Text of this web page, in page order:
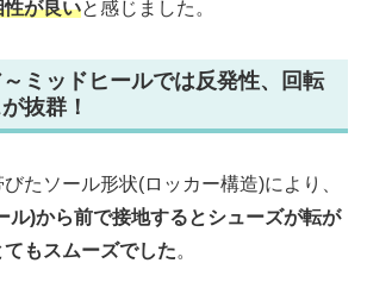
性が良いと感じました。
ミッドヒールでは反発性、回転
抜群！
たソール形状(ロッカー構造)により、
ル)から前で接地するとシューズが転が
もスムーズでした。